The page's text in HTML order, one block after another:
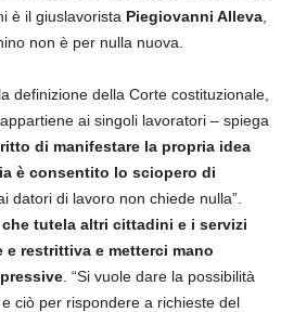
è il giuslavorista Piegiovanni Alleva
non è per nulla nuova.
definizione della Corte costituzionale,
ai singoli lavoratori – spiega
di manifestare la propria idea
è consentito lo sciopero di
datori di lavoro non chiede nulla”.
che tutela altri cittadini e i servizi
restrittiva e metterci mano
. “Si vuole dare la possibilità
ciò per rispondere a richieste del